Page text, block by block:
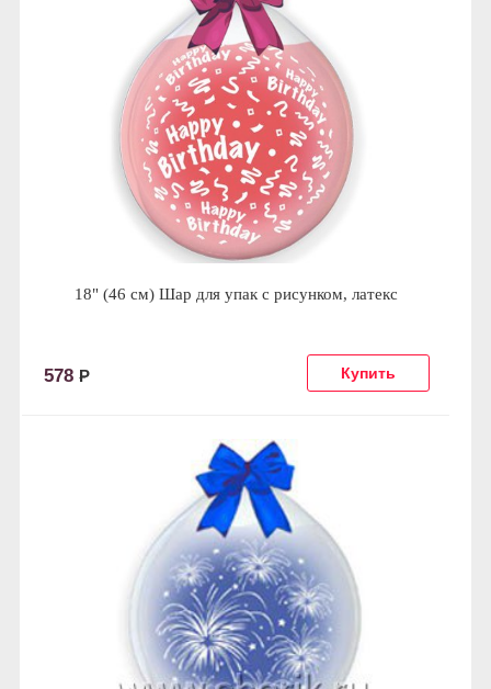
18" (46 см) Шар для упак c рисунком, латекс
578 Р